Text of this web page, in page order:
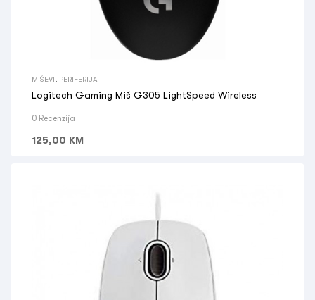
MIŠEVI PERIFERIJA
Logitech Gaming Miš G305 LightSpeed Wireless
0 Recenzija
125,00 KM